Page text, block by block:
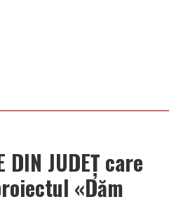
DIN JUDEȚ care
«Dăm